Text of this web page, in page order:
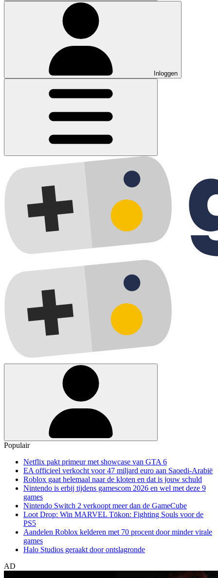
Inloggen
Populair
Netflix pakt primeur met showcase van GTA 6
EA officieel verkocht voor 47 miljard euro aan Saoedi-Arabië
Roblox gaat helemaal naar de kloten en dat is jouw schuld
Nintendo is erbij tijdens gamescom 2026 en wel met deze 9
games
Nintendo Switch 2 verkoopt meer dan de GameCube
Loot Drop: Win MARVEL Tōkon: Fighting Souls voor de
PS5
Aandelen Roblox kelderen met 70 procent door minder virale
games
Halo Studios geraakt door ontslagronde
AD